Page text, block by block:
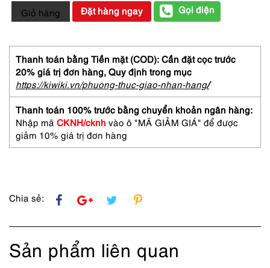
4181-
Túi
tay-
Handmade
beaded
cloth
handbag
số
lượng
Giỏ hàng Đặt hàng ngay Gọi điện
Thanh toán bằng Tiền mặt (COD): Cần đặt cọc trước
20% giá trị đơn hàng, Quy định trong mục
https://kiwiki.vn/phuong-thuc-giao-nhan-hang/
Thanh toán 100% trước bằng chuyển khoản ngân hàng:
Nhập mã CKNH/cknh vào ô "MÃ GIẢM GIÁ" để được
giảm 10% giá trị đơn hàng
Chia sẻ:
Sản phẩm liên quan